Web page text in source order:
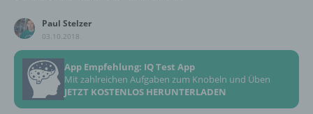
Paul Stelzer
03.10.2018
App Empfehlung: IQ Test App
Mit zahlreichen Aufgaben zum Knobeln und Üben
JETZT KOSTENLOS HERUNTERLADEN